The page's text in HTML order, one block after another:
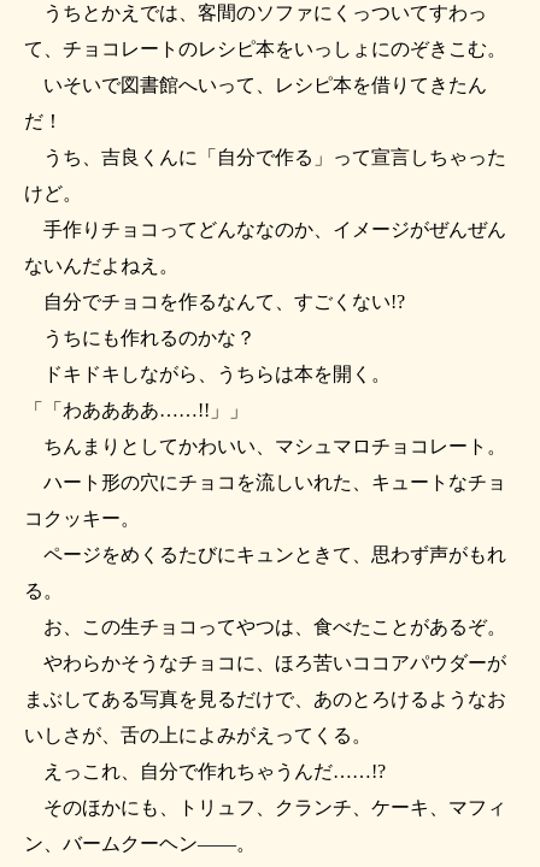
うちとかえでは、客間のソファにくっついてすわっ
て、チョコレートのレシピ本をいっしょにのぞきこむ。
いそいで図書館へいって、レシピ本を借りてきたん
だ！
うち、吉良くんに「自分で作る」って宣言しちゃった
けど。
手作りチョコってどんななのか、イメージがぜんぜん
ないんだよねえ。
自分でチョコを作るなんて、すごくない!?
うちにも作れるのかな？
ドキドキしながら、うちらは本を開く。
「「わああああ……!!」」
ちんまりとしてかわいい、マシュマロチョコレート。
ハート形の穴にチョコを流しいれた、キュートなチョ
コクッキー。
ページをめくるたびにキュンときて、思わず声がもれ
る。
お、この生チョコってやつは、食べたことがあるぞ。
やわらかそうなチョコに、ほろ苦いココアパウダーが
まぶしてある写真を見るだけで、あのとろけるようなお
いしさが、舌の上によみがえってくる。
えっこれ、自分で作れちゃうんだ……!?
そのほかにも、トリュフ、クランチ、ケーキ、マフィ
ン、バームクーヘン――。